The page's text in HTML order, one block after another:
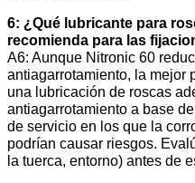
6: ¿Qué lubricante para
recomienda para las
A6: Aunque Nitronic 60
antiagarrotamiento, la mejor
una lubricación de roscas
antiagarrotamiento a base
de servicio en los que la
podrían causar riesgos.
la tuerca, entorno) antes de